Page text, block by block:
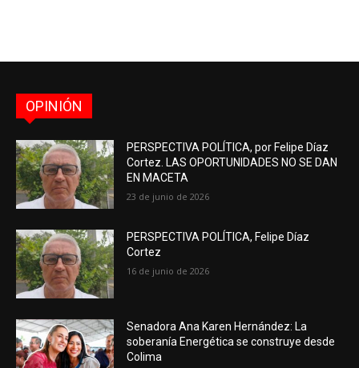
OPINIÓN
PERSPECTIVA POLÍTICA, por Felipe Díaz
Cortez. LAS OPORTUNIDADES NO SE DAN
EN MACETA
23 de junio de 2026
PERSPECTIVA POLÍTICA, Felipe Díaz
Cortez
16 de junio de 2026
Senadora Ana Karen Hernández: La
soberanía Energética se construye desde
Colima